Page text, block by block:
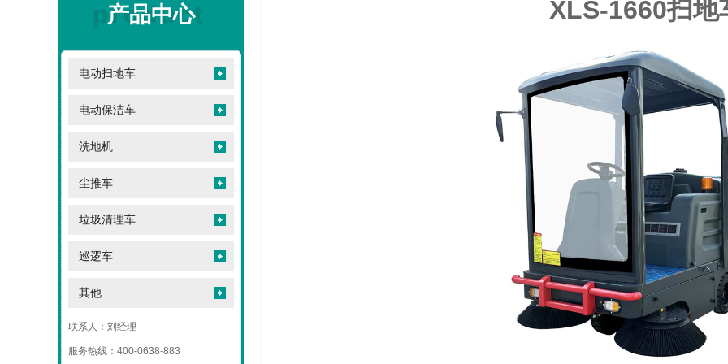
产品中心
电动扫地车
电动保洁车
洗地机
尘推车
垃圾清理车
巡逻车
其他
联系人：刘经理
服务热线：400-0638-883
XLS-1660扫地